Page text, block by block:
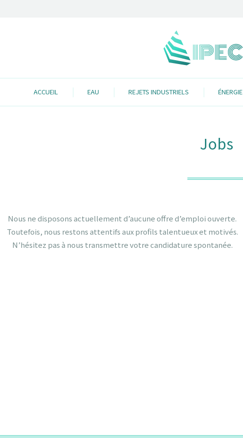
ACCUEIL EAU REJETS INDUSTRIELS ÉNERGIE
Jobs
Nous ne disposons actuellement d’aucune offre d’emploi ouverte.
Toutefois, nous restons attentifs aux profils talentueux et motivés.
N’hésitez pas à nous transmettre votre candidature spontanée.